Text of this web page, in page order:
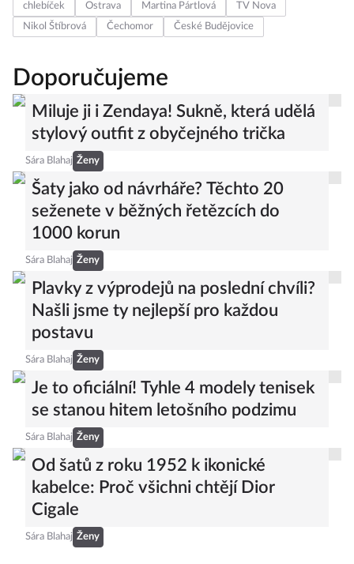
chlebíček
Ostrava Martina Pártlová
TV Nova
Nikol Štíbrová
Čechomor České Budějovice
Doporučujeme
Miluje ji i Zendaya! Sukně, která udělá
stylový outfit z obyčejného trička
Sára Blahaj Ženy
Šaty jako od návrháře? Těchto 20
seženete v běžných řetězcích do
1000 korun
Sára Blahaj Ženy
Plavky z výprodejů na poslední chvíli?
Našli jsme ty nejlepší pro každou
postavu
Sára Blahaj Ženy
Je to oficiální! Tyhle 4 modely tenisek
se stanou hitem letošního podzimu
Sára Blahaj Ženy
Od šatů z roku 1952 k ikonické
kabelce: Proč všichni chtějí Dior
Cigale
Sára Blahaj Ženy